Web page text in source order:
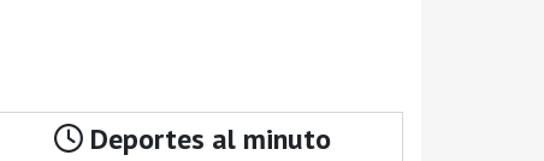
Deportes al minuto